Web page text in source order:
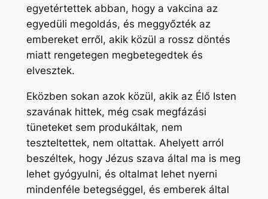
egyetértettek abban, hogy a vakcina az
egyedüli megoldás, és meggyőzték az
embereket erről, akik közül a rossz döntés
miatt rengetegen megbetegedtek és
elvesztek.
Eközben sokan azok közül, akik az Élő Isten
szavának hittek, még csak megfázási
tüneteket sem produkáltak, nem
teszteltettek, nem oltattak. Ahelyett arról
beszéltek, hogy Jézus szava által ma is meg
lehet gyógyulni, és oltalmat lehet nyerni
mindenféle betegséggel, és emberek által